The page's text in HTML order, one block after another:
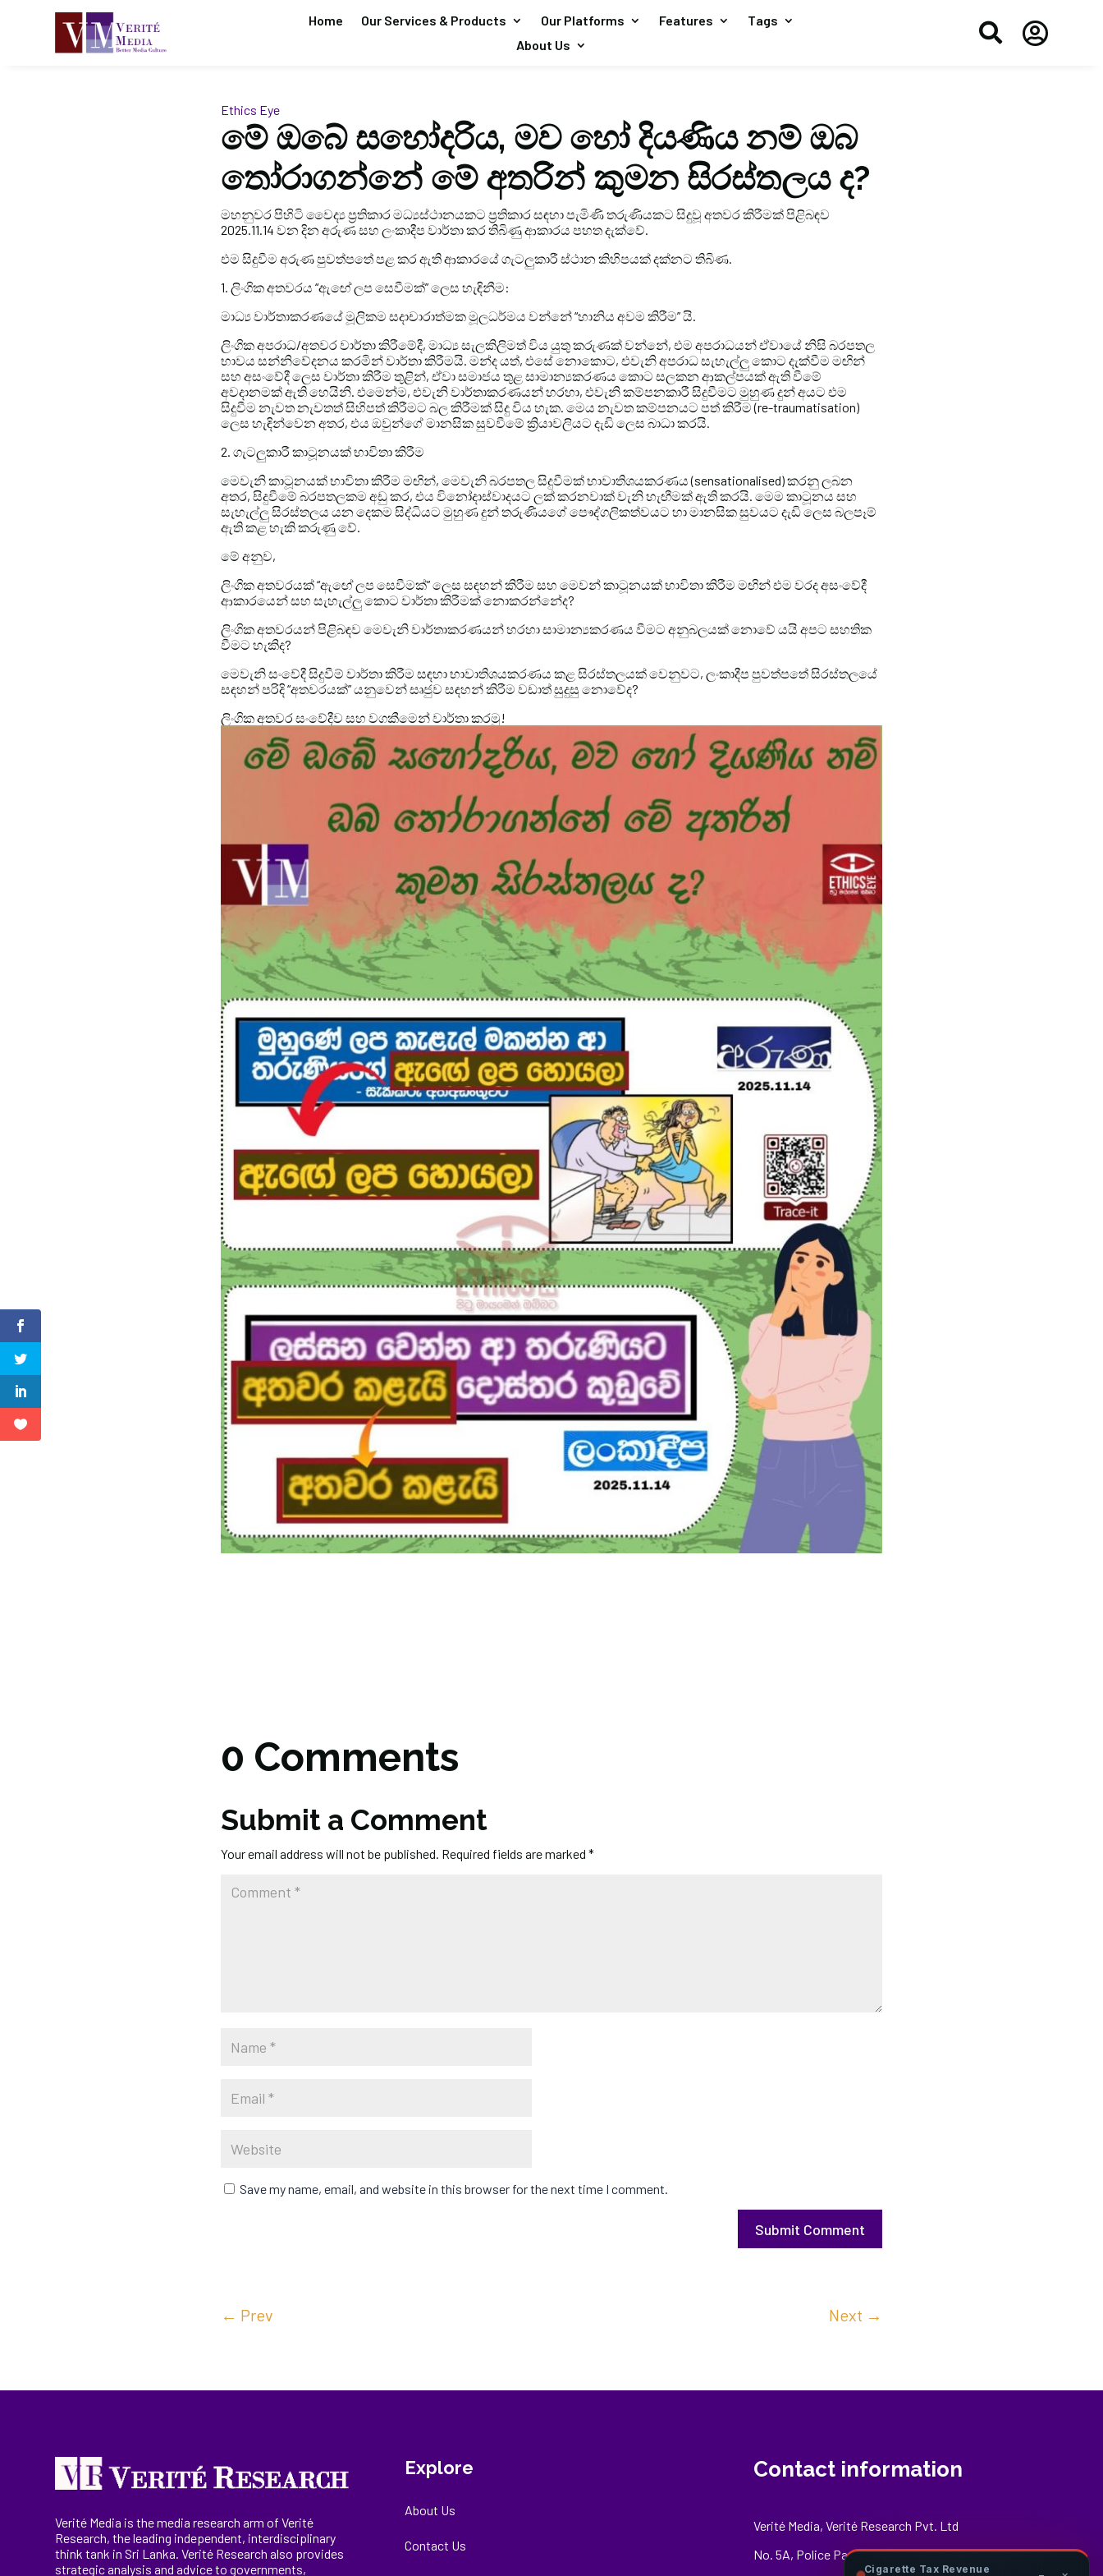
Home Our Services & Products Our Platforms Features
Tags
About Us
 
Ethics Eye
මේ ඔබේ සහෝදරිය, මව හෝ දියණිය නම් ඔබ
තෝරාගන්නේ මේ අතරින් කුමන සිරස්තලය ද?
මහනුවර පිහිටි වෛද්‍ය ප්‍රතිකාර මධ්‍යස්ථානයකට ප්‍රතිකාර සඳහා පැමිණි තරුණියකට සිදුවූ අතවර කිරීමක් පිළිබඳව
2025.11.14 වන දින අරුණ සහ ලංකාදීප වාර්තා කර තිබිණු ආකාරය පහත දැක්වේ.
එම සිදුවීම අරුණ පුවත්පතේ පළ කර ඇති ආකාරයේ ගැටලුකාරී ස්ථාන කිහිපයක් දක්නට තිබිණ.
1. ලිංගික අතවරය “ඇඟේ ලප සෙවීමක්” ලෙස හැඳිනීම:
මාධ්‍ය වාර්තාකරණයේ මූලිකම සදාචාරාත්මක මූලධර්මය වන්නේ “හානිය අවම කිරීම” යි.
ලිංගික අපරාධ/අතවර වාර්තා කිරීමේදී, මාධ්‍ය සැලකිලිමත් විය යුතු කරුණක් වන්නේ, එම අපරාධයන් ඒවායේ නිසි බරපතල
භාවය සන්නිවේදනය කරමින් වාර්තා කිරීමයි. මන්ද යත්, එසේ නොකොට, එවැනි අපරාධ සැහැල්ලු කොට දැක්වීම මඟින්
සහ අසංවේදී ලෙස වාර්තා කිරීම තුළින්, ඒවා සමාජය තුළ සාමාන්‍යකරණය කොට සලකන ආකල්පයක් ඇති වීමේ
අවදානමක් ඇති හෙයිනි. එමෙන්ම, එවැනි වාර්තාකරණයන් හරහා, එවැනි කම්පනකාරී සිදුවීමට මුහුණ දුන් අයට එම
සිදුවීම නැවත නැවතත් සිහිපත් කිරීමට බල කිරීමක් සිදු විය හැක. මෙය නැවත කම්පනයට පත් කිරීම (re-traumatisation)
ලෙස හැඳින්වෙන අතර, එය ඔවුන්ගේ මානසික සුවවීමේ ක්‍රියාවලියට දැඩි ලෙස බාධා කරයි.
2. ගැටලුකාරී කාටූනයක් භාවිතා කිරීම
මෙවැනි කාටූනයක් භාවිතා කිරීම මඟින්, මෙවැනි බරපතල සිදුවීමක් භාවාතිශයකරණය (sensationalised) කරනු ලබන
අතර, සිදුවීමේ බරපතලකම අඩු කර, එය විනෝදාස්වාදයට ලක් කරනවාක් වැනි හැඟීමක් ඇති කරයි. මෙම කාටූනය සහ
සැහැල්ලු සිරස්තලය යන දෙකම සිද්ධියට මුහුණ දුන් තරුණියගේ පෞද්ගලිකත්වයට හා මානසික සුවයට දැඩි ලෙස බලපෑම්
ඇති කළ හැකි කරුණු වේ.
මේ අනුව,
ලිංගික අතවරයක් “ඇඟේ ලප සෙවීමක්” ලෙස සඳහන් කිරීම සහ මෙවන් කාටූනයක් භාවිතා කිරීම මඟින් එම වරද අසංවේදී
ආකාරයෙන් සහ සැහැල්ලු කොට වාර්තා කිරීමක් නොකරන්නේද?
ලිංගික අතවරයන් පිළිබඳව මෙවැනි වාර්තාකරණයන් හරහා සාමාන්‍යකරණය වීමට අනුබලයක් නොවේ යයි අපට සහතික
වීමට හැකිද?
මෙවැනි සංවේදී සිදුවීම් වාර්තා කිරීම සඳහා භාවාතිශයකරණය කළ සිරස්තලයක් වෙනුවට, ලංකාදීප පුවත්පතේ සිරස්තලයේ
සඳහන් පරිදි “අතවරයක්” යනුවෙන් සෘජුව සඳහන් කිරීම වඩාත් සුදුසු නොවේද?
ලිංගික අතවර සංවේදීව සහ වගකීමෙන් වාර්තා කරමු!
0 Comments
Submit a Comment
Your email address will not be published. Required fields are marked *
Save my name, email, and website in this browser for the next time I comment.
Submit Comment
← Prev Next →
Verité Media is the media research arm of Verité
Research, theleading independent, interdisciplinary
think tank in Sri Lanka. Verité Research also provides
strategic analysis and advice to governments,
Explore
About Us
Contact Us
Contact information
Verité Media, Verité Research Pvt. Ltd
No. 5A, Police Park Place,
Cigarette Tax Revenue